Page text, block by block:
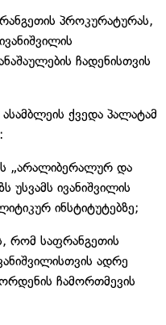
პროკურატურას,
ჩადენისთვის
ქვედა პალატამ
„არალიბერალურ და
ივანიშვილის
ინსტიტუტებზე;
რომ საფრანგეთის
ადრე
ჩამორთმევის